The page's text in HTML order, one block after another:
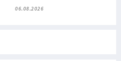
06.08.2026